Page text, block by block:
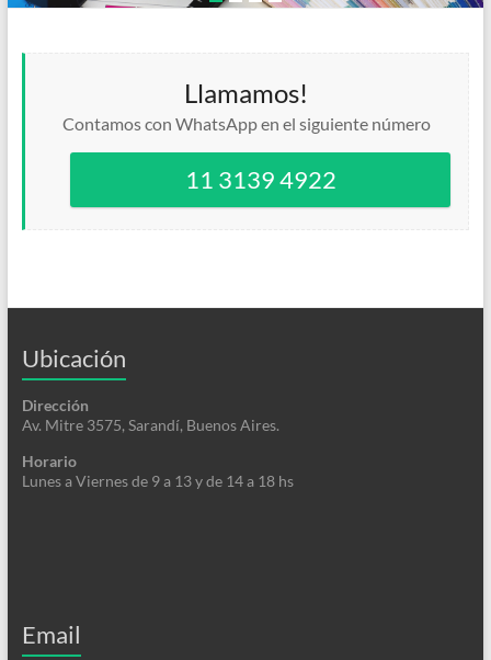
Llamamos!
Contamos con WhatsApp en el siguiente número
11 3139 4922
Ubicación
Dirección
Av. Mitre 3575, Sarandí, Buenos Aires.
Horario
Lunes a Viernes de 9 a 13 y de 14 a 18 hs
Email